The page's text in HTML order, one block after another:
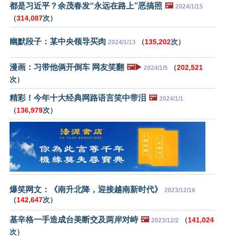
都是习近平？余茂春发“永远在路上”恶搞照 🖼️ 2024/1/15
（314,087次）
幽默段子：某中央领导买肉 2024/1/13 （135,202次）
漫画：习带他俩开倒车 网友笑翻 🖼️▶️ 2024/1/5 （202,521
次）
精彩！今年十大经典网路语言笑中带泪 🖼️ 2024/1/1
（136,979次）
爆笑网文：《南升北降，迎接越南新时代》 2023/12/16
（142,647次）
基辛格一手造成台美断交及两岸对峙 🖼️ 2023/12/2 （141,024
次）